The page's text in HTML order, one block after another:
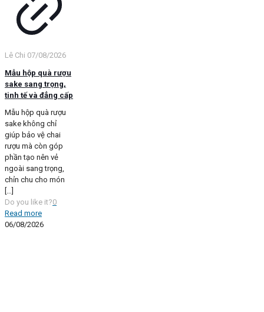
Lê Chi 07/08/2026
Mẫu hộp quà rượu
sake sang trọng,
tinh tế và đẳng cấp
Mẫu hộp quà rượu
sake không chỉ
giúp bảo vệ chai
rượu mà còn góp
phần tạo nên vẻ
ngoài sang trọng,
chỉn chu cho món
[…]
Do you like it?0
Read more
06/08/2026